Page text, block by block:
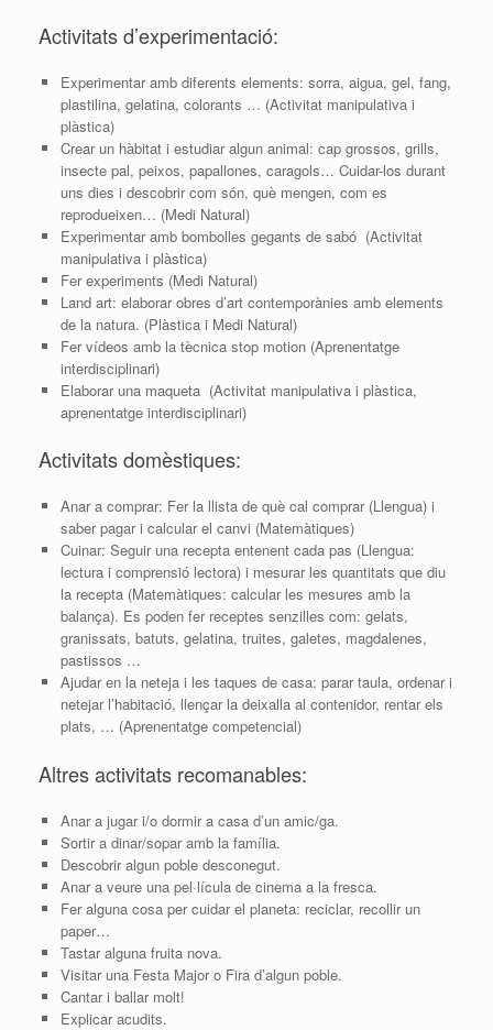
Activitats d’experimentació:
Experimentar amb diferents elements: sorra, aigua, gel, fang,
plastilina, gelatina, colorants … (Activitat manipulativa i
plàstica)
Crear un hàbitat i estudiar algun animal: cap grossos, grills,
insecte pal, peixos, papallones, caragols… Cuidar-los durant
uns dies i descobrir com són, què mengen, com es
reprodueixen… (Medi Natural)
Experimentar amb bombolles gegants de sabó (Activitat
manipulativa i plàstica)
Fer experiments (Medi Natural)
Land art: elaborar obres d’art contemporànies amb elements
de la natura. (Plàstica i Medi Natural)
Fer vídeos amb la tècnica stop motion (Aprenentatge
interdisciplinari)
Elaborar una maqueta (Activitat manipulativa i plàstica,
aprenentatge interdisciplinari)
Activitats domèstiques:
Anar a comprar: Fer la llista de què cal comprar (Llengua) i
saber pagar i calcular el canvi (Matemàtiques)
Cuinar: Seguir una recepta entenent cada pas (Llengua:
lectura i comprensió lectora) i mesurar les quantitats que diu
la recepta (Matemàtiques: calcular les mesures amb la
balança). Es poden fer receptes senzilles com: gelats,
granissats, batuts, gelatina, truites, galetes, magdalenes,
pastissos …
Ajudar en la neteja i les taques de casa: parar taula, ordenar i
netejar l’habitació, llençar la deixalla al contenidor, rentar els
plats, … (Aprenentatge competencial)
Altres activitats recomanables:
Anar a jugar i/o dormir a casa d’un amic/ga.
Sortir a dinar/sopar amb la família.
Descobrir algun poble desconegut.
Anar a veure una pel·lícula de cinema a la fresca.
Fer alguna cosa per cuidar el planeta: reciclar, recollir un
paper…
Tastar alguna fruita nova.
Visitar una Festa Major o Fira d’algun poble.
Cantar i ballar molt!
Explicar acudits.